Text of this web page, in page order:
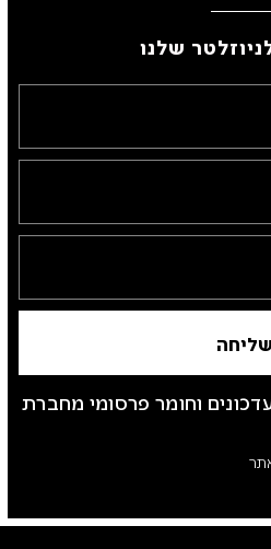
שלנו
וחומר פרסומי מחברת
שליחה